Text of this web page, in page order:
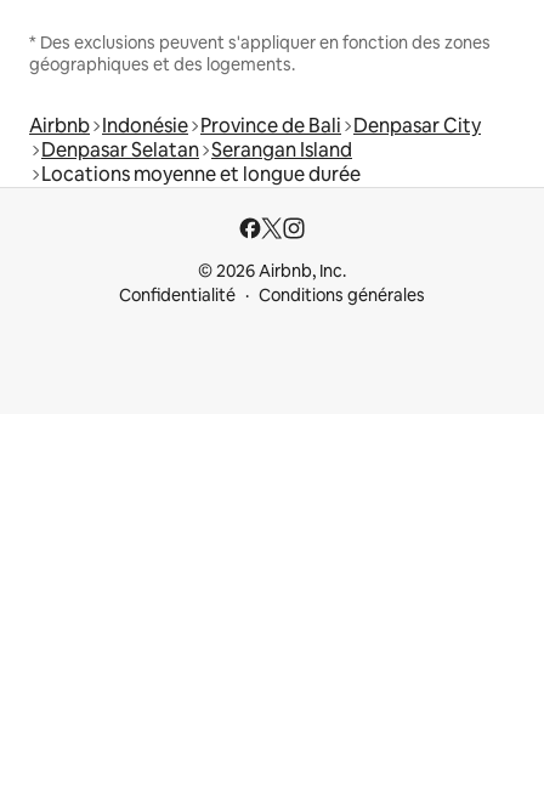
* Des exclusions peuvent s'appliquer en fonction des zones
géographiques et des logements.
Airbnb Indonésie Province de Bali Denpasar City
Denpasar Selatan Serangan Island
Locations moyenne et longue durée
© 2026 Airbnb, Inc.
Confidentialité
Conditions générales